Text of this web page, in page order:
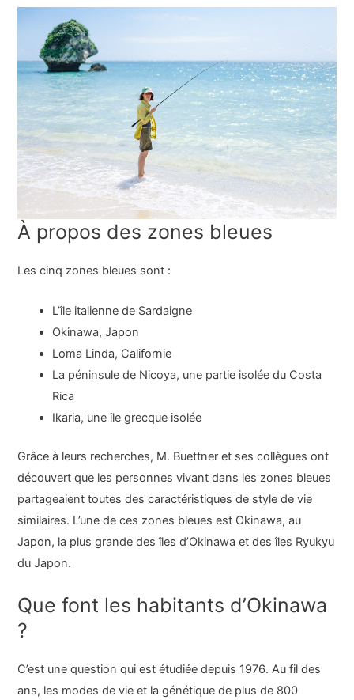
À propos des zones bleues
Les cinq zones bleues sont :
L’île italienne de Sardaigne
Okinawa, Japon
Loma Linda, Californie
La péninsule de Nicoya, une partie isolée du Costa
Rica
Ikaria, une île grecque isolée
Grâce à leurs recherches, M. Buettner et ses collègues ont
découvert que les personnes vivant dans les zones bleues
partageaient toutes des caractéristiques de style de vie
similaires. L’une de ces zones bleues est Okinawa, au
Japon, la plus grande des îles d’Okinawa et des îles Ryukyu
du Japon.
Que font les habitants d’Okinawa
?
C’est une question qui est étudiée depuis 1976. Au fil des
ans, les modes de vie et la génétique de plus de 800